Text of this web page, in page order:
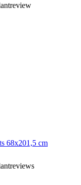
68x201,5 cm